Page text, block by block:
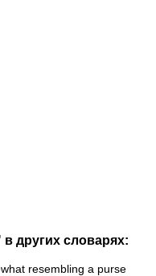
других словарях:
resembling a purse